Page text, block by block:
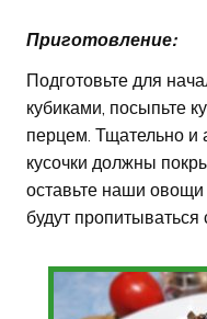
Приготовление:
Подготовьте для
кубиками, посыпьте
перцем. Тщательно и
кусочки должны
оставьте наши
будут